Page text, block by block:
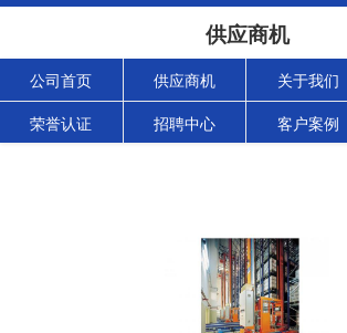
供应商机
公司首页 供应商机 关于我们
荣誉认证 招聘中心 客户案例